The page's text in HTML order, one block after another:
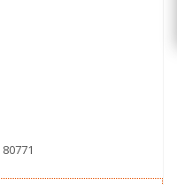
80771